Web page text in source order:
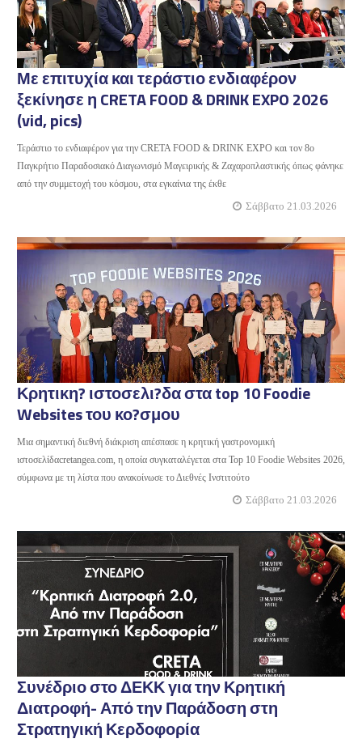
Με επιτυχία και τεράστιο ενδιαφέρον
ξεκίνησε η CRETA FOOD & DRINK EXPO 2026
(vid, pics)
Τεράστιο το ενδιαφέρον για την CRETA FOOD & DRINK EXPO και τον 8ο
Παγκρήτιο Παραδοσιακό Διαγωνισμό Μαγειρικής & Ζαχαροπλαστικής όπως φάνηκε
από την συμμετοχή του κόσμου, στα εγκαίνια της έκθε
Σάββατο 21.03.2026
Κρητικη? ιστοσελι?δα στα top 10 Foodie
Websites του κο?σμου
Μια σημαντική διεθνή διάκριση απέσπασε η κρητική γαστρονομική
ιστοσελίδαcretangea.com, η οποία συγκαταλέγεται στα Top 10 Foodie Websites 2026,
σύμφωνα με τη λίστα που ανακοίνωσε το Διεθνές Ινστιτούτο
Σάββατο 21.03.2026
Συνέδριο στο ΔΕΚΚ για την Κρητική
Διατροφή- Από την Παράδοση στη
Στρατηγική Κερδοφορία